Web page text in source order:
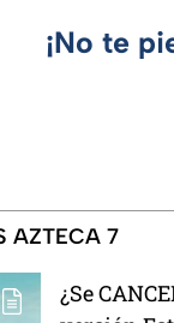
¡No te
AZTECA 7
¿Se